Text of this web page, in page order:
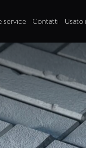
service Contatti Usato